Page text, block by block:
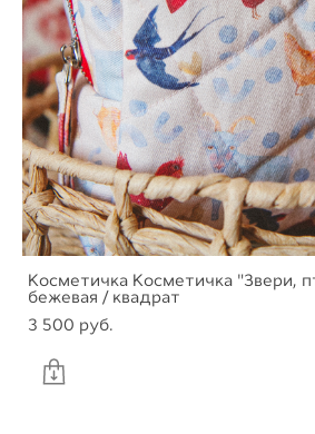
Косметичка Косметичка "Звери,
бежевая / квадрат
3 500 pуб.